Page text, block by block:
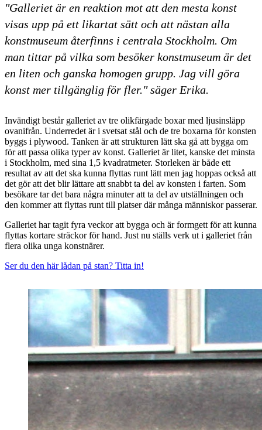
"Galleriet är en reaktion mot att den mesta konst
visas upp på ett likartat sätt och att nästan alla
konstmuseum återfinns i centrala Stockholm. Om
man tittar på vilka som besöker konstmuseum är det
en liten och ganska homogen grupp. Jag vill göra
konst mer tillgänglig för fler." säger Erika.
Invändigt består galleriet av tre olikfärgade boxar med ljusinsläpp
ovanifrån. Underredet är i svetsat stål och de tre boxarna för konsten
byggs i plywood. Tanken är att strukturen lätt ska gå att bygga om
för att passa olika typer av konst. Galleriet är litet, kanske det minsta
i Stockholm, med sina 1,5 kvadratmeter. Storleken är både ett
resultat av att det ska kunna flyttas runt lätt men jag hoppas också att
det gör att det blir lättare att snabbt ta del av konsten i farten. Som
besökare tar det bara några minuter att ta del av utställningen och
den kommer att flyttas runt till platser där många människor passerar.
Galleriet har tagit fyra veckor att bygga och är formgett för att kunna
flyttas kortare sträckor för hand. Just nu ställs verk ut i galleriet från
flera olika unga konstnärer.
Ser du den här lådan på stan? Titta in!